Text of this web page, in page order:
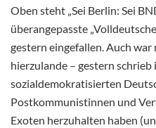
Oben steht „Sei Berlin: Sei
überangepasste
gestern eingefallen. Auch war
hierzulande – gestern schrieb
sozialdemokratisierten
Postkommunistinnen und
Exoten herzuhalten haben